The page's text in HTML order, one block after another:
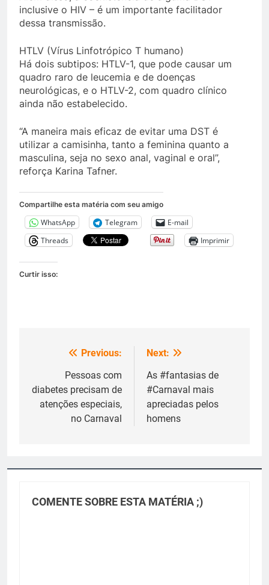
inclusive o HIV – é um importante facilitador
dessa transmissão.
HTLV (Vírus Linfotrópico T humano)
Há dois subtipos: HTLV-1, que pode causar um
quadro raro de leucemia e de doenças
neurológicas, e o HTLV-2, com quadro clínico
ainda não estabelecido.
“A maneira mais eficaz de evitar uma DST é
utilizar a camisinha, tanto a feminina quanto a
masculina, seja no sexo anal, vaginal e oral”,
reforça Karina Tafner.
Compartilhe esta matéria com seu amigo
WhatsApp Telegram
E-mail
Threads
Imprimir
Curtir isso:
Navegação
Post
Previous:
Pessoas com
diabetes precisam de
atenções especiais,
no Carnaval
Next:
As #fantasias de
#Carnaval mais
apreciadas pelos
homens
COMENTE SOBRE ESTA MATÉRIA ;)